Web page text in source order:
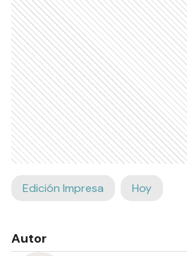
Edición Impresa Hoy
Autor